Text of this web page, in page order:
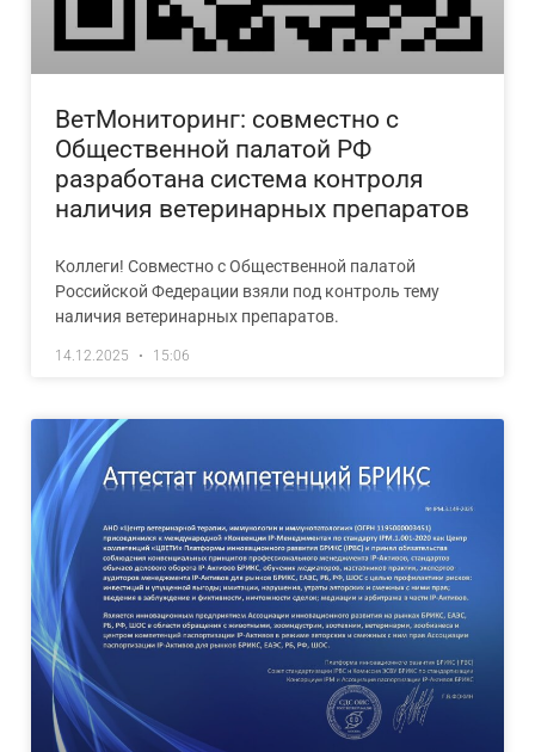
ВетМониторинг: совместно с
Общественной палатой РФ
разработана система контроля
наличия ветеринарных препаратов
Коллеги! Совместно с Общественной палатой
Российской Федерации взяли под контроль тему
наличия ветеринарных препаратов.
14.12.2025 15:06